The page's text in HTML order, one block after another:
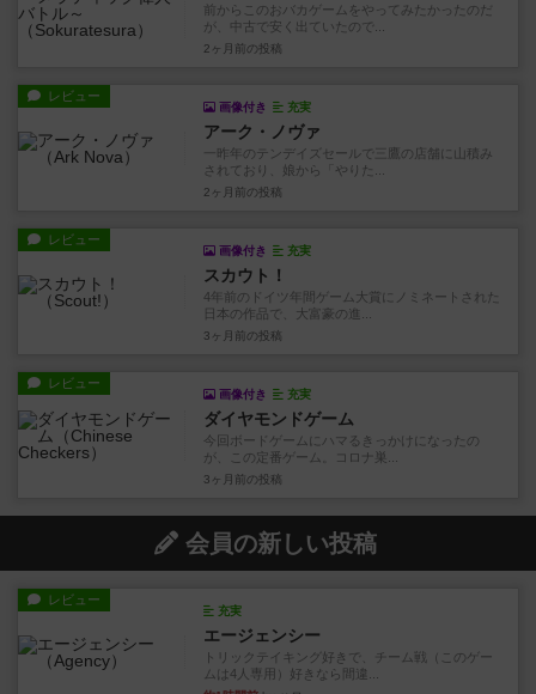
前からこのおバカゲームをやってみたかったのだ
が、中古で安く出ていたので...
2ヶ月前 の投稿
レビュー
画像付き 充実
アーク・ノヴァ
一昨年のテンデイズセールで三鷹の店舗に山積み
されており、娘から「やりた...
2ヶ月前 の投稿
レビュー
画像付き 充実
スカウト！
4年前のドイツ年間ゲーム大賞にノミネートされた
日本の作品で、大富豪の進...
3ヶ月前 の投稿
レビュー
画像付き 充実
ダイヤモンドゲーム
今回ボードゲームにハマるきっかけになったの
が、この定番ゲーム。コロナ巣...
3ヶ月前 の投稿
会員の新しい投稿
レビュー
充実
エージェンシー
トリックテイキング好きで、チーム戦（このゲー
ムは4人専用）好きなら間違...